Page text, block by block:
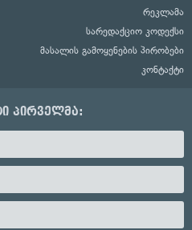
რეკლამა
სარედაქციო კოდექსი
მასალის გამოყენების პირობები
კონტაქტი
პირველმა: